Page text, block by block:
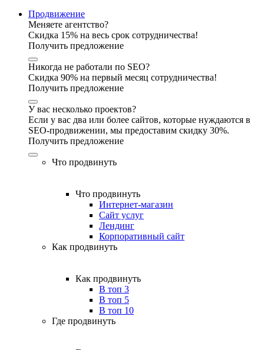
Продвижение
Меняете агентство?
Скидка 15% на весь срок сотрудничества!
Получить предложение
Никогда не работали по SEO?
Скидка 90% на первый месяц сотрудничества!
Получить предложение
У вас несколько проектов?
Если у вас два или более сайтов, которые нуждаются в
SEO-продвижении, мы предоставим скидку 30%.
Получить предложение
Что продвинуть
Что продвинуть
Интернет-магазин
Сайт услуг
Лендинг
Корпоративный сайт
Как продвинуть
Как продвинуть
В топ 3
В топ 5
В топ 10
Где продвинуть